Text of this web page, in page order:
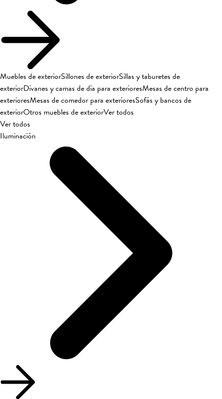
Muebles de exteriorSillones de exteriorSillas y taburetes de
exteriorDivanes y camas de día para exterioresMesas de centro para
exterioresMesas de comedor para exterioresSofás y bancos de
exteriorOtros muebles de exteriorVer todos
Ver todos
Iluminación